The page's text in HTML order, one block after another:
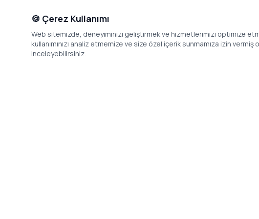
🍪 Çerez Kullanımı
Web sitemizde, deneyiminizi geliştirmek ve hizmetlerimizi optimize
kullanımınızı analiz etmemize ve size özel içerik sunmamıza izin
inceleyebilirsiniz.